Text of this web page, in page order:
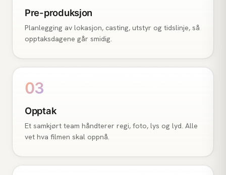
Pre-produksjon
Planlegging av lokasjon, casting, utstyr og tidslinje, så
opptaksdagene går smidig.
03
Opptak
Et samkjørt team håndterer regi, foto, lys og lyd. Alle
vet hva filmen skal oppnå.